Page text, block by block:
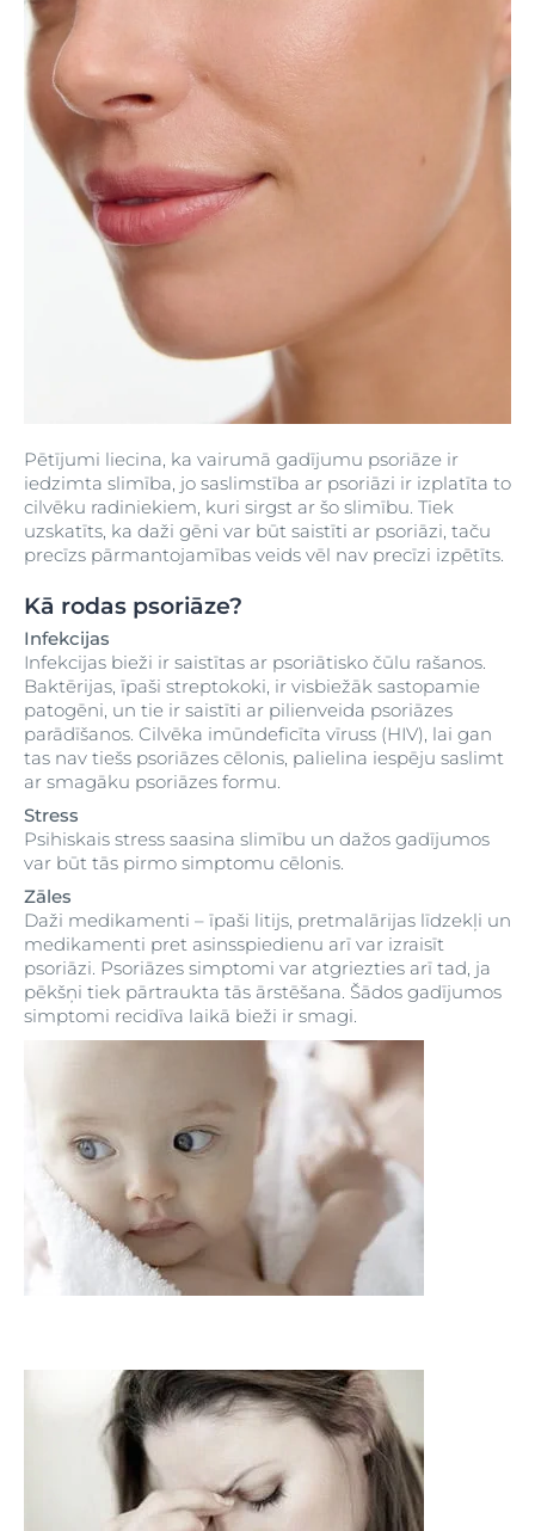
Pētījumi liecina, ka vairumā gadījumu psoriāze ir
iedzimta slimība, jo saslimstība ar psoriāzi ir izplatīta to
cilvēku radiniekiem, kuri sirgst ar šo slimību. Tiek
uzskatīts, ka daži gēni var būt saistīti ar psoriāzi, taču
precīzs pārmantojamības veids vēl nav precīzi izpētīts.
Kā rodas psoriāze?
Infekcijas
Infekcijas bieži ir saistītas ar psoriātisko čūlu rašanos.
Baktērijas, īpaši streptokoki, ir visbiežāk sastopamie
patogēni, un tie ir saistīti ar pilienveida psoriāzes
parādīšanos. Cilvēka imūndeficīta vīruss (HIV), lai gan
tas nav tiešs psoriāzes cēlonis, palielina iespēju saslimt
ar smagāku psoriāzes formu.
Stress
Psihiskais stress saasina slimību un dažos gadījumos
var būt tās pirmo simptomu cēlonis.
Zāles
Daži medikamenti – īpaši litijs, pretmalārijas līdzekļi un
medikamenti pret asinsspiedienu arī var izraisīt
psoriāzi. Psoriāzes simptomi var atgriezties arī tad, ja
pēkšņi tiek pārtraukta tās ārstēšana. Šādos gadījumos
simptomi recidīva laikā bieži ir smagi.